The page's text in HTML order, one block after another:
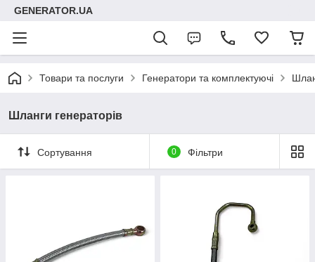
GENERATOR.UA
Товари та послуги Генератори та комплектуючі
Шланги генераторів
Сортування 0 Фільтри